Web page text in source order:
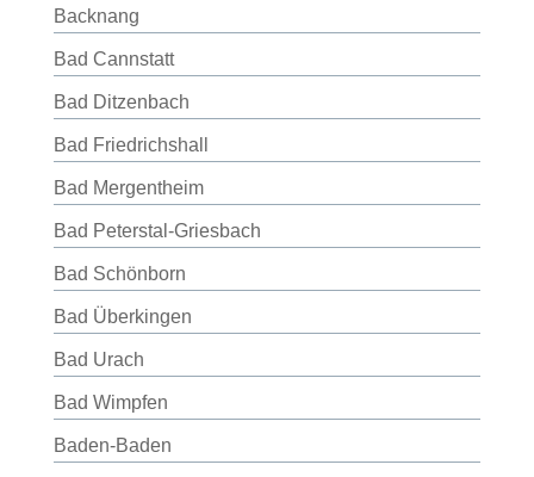
Backnang
Bad Cannstatt
Bad Ditzenbach
Bad Friedrichshall
Bad Mergentheim
Bad Peterstal-Griesbach
Bad Schönborn
Bad Überkingen
Bad Urach
Bad Wimpfen
Baden-Baden